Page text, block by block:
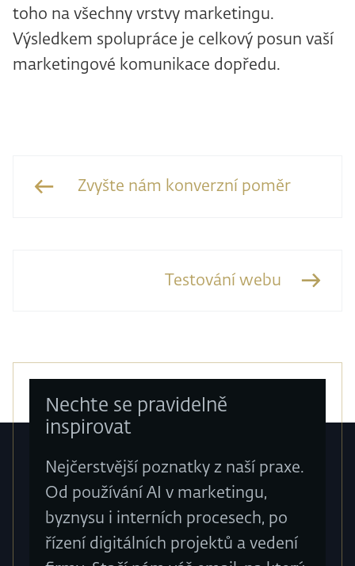
toho na všechny vrstvy marketingu.
Výsledkem spolupráce je celkový posun vaší
marketingové komunikace dopředu.
Zvyšte nám konverzní poměr
Testování webu
Nechte se pravidelně
inspirovat
Nejčerstvější poznatky z naší praxe.
Od používání AI v marketingu,
byznysu i interních procesech, po
řízení digitálních projektů a vedení